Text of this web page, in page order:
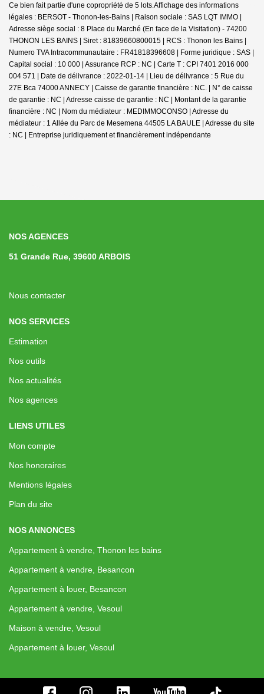
Ce bien fait partie d'une copropriété de 5 lots.Affichage des informations
légales : BERSOT - Thonon-les-Bains | Raison sociale : SAS LQT IMMO |
Adresse siège social : 8 Place du Marché (En face de la Visitation) - 74200
THONON LES BAINS | Siret : 81839660800015 | RCS : Thonon les Bains |
Numero TVA Intracommunautaire : FR41818396608 | Forme juridique : SAS |
Capital social : 10 000 | Assurance RCP : NC | Carte T : CPI 7401 2016 000
004 571 | Date de délivrance : 2022-01-14 | Lieu de délivrance : 5 Rue du
27E Bca 74000 ANNECY | Caisse de garantie financière : NC. | N° de caisse
de garantie : NC | Adresse caisse de garantie : NC | Montant de la garantie
financière : NC | Nom du médiateur : MEDIMMOCONSO | Adresse du
médiateur : 1 Allée du Parc de Mesemena 44505 LA BAULE | Adresse du site
: NC | Entreprise juridiquement et financièrement indépendante
NOS AGENCES
51 Grande Rue, 39600 ARBOIS
Nous contacter
NOS SERVICES
Estimation
Nos outils
Nos actualités
Nos agences
LIENS UTILES
Mon compte
Nos honoraires
Mentions légales
Plan du site
NOS ANNONCES
Appartement à vendre, Thonon les bains
Appartement à vendre, Besancon
Appartement à louer, Besancon
Appartement à vendre, Vesoul
Maison à vendre, Vesoul
Appartement à louer, Vesoul